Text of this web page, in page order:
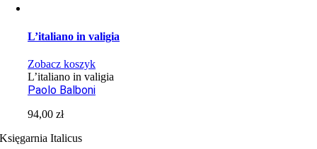
L’italiano in valigia
Zobacz koszyk
L’italiano in valigia
Paolo Balboni
94,00zł
Księgarnia Italicus